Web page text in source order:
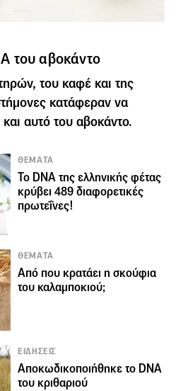
του αβοκάντο
του καφέ και της
κατάφεραν να
αυτό του αβοκάντο.
ΘΕΜΑΤΑ
Το DNA της ελληνικής φέτας
κρύβει 489 διαφορετικές
πρωτεΐνες!
ΘΕΜΑΤΑ
Από που κρατάει η σκούφια
του καλαμποκιού;
ΕΙΔΗΣΕΙΣ
Αποκωδικοποιήθηκε το DNA
του κριθαριού